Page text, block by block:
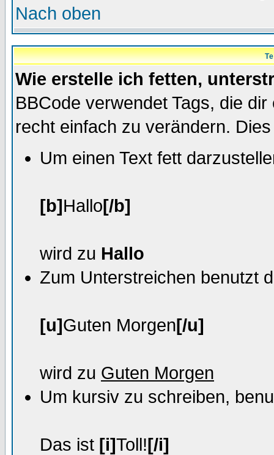
Nach oben
Wie erstelle ich fetten,
BBCode verwendet Tags, die
recht einfach zu verändern.
Um einen Text fett
[b]Hallo[/b]
wird zu Hallo
Zum Unterstreichen benutzt
[u]Guten Morgen[/u]
wird zu Guten Morgen
Um kursiv zu schreiben,
Das ist [i]Toll![/i]